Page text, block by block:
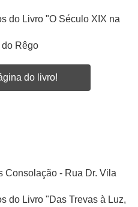
do Livro "O Século XIX na
Rêgo
do livro!
Consolação - Rua Dr. Vila
do Livro "Das Trevas à Luz,